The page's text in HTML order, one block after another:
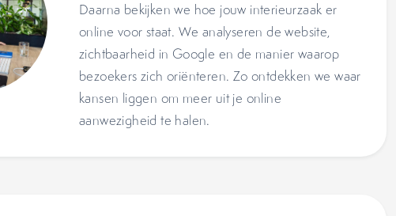
Daarna bekijken we hoe jouw interieurzaak er
online voor staat. We analyseren de website,
zichtbaarheid in Google en de manier waarop
bezoekers zich oriënteren. Zo ontdekken we waar
kansen liggen om meer uit je online
aanwezigheid te halen.